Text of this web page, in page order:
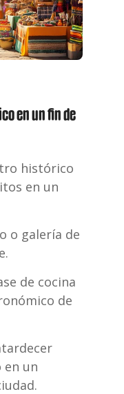
en un fin de
histórico
en un
o galería de
de cocina
de
un